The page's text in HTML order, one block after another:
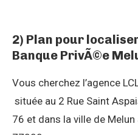
2) Plan pour
Banque PrivÃ©e
Vous cherchez l’agence
située au 2 Rue Saint
76 et dans la ville de